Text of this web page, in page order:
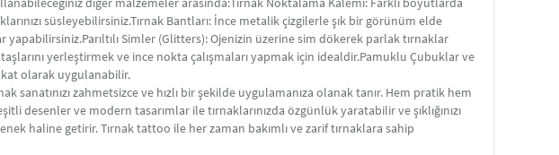
süsleyebilirsiniz.Tırnak Bantları: İnce metalik çizgilerle şık bir görünüm elde
Simler (Glitters): Ojenizin üzerine sim dökerek parlak tırnaklar
yerleştirmek ve ince nokta çalışmaları yapmak için idealdir.Pamuklu Çubuklar ve
kat olarak uygulanabilir.
sanatınızı zahmetsizce ve hızlı bir şekilde uygulamanıza olanak tanır. Hem pratik hem
desenler ve modern tasarımlar ile tırnaklarınızda özgünlük yaratabilir ve şıklığınızı
haline getirir. Tırnak tattoo ile her zaman bakımlı ve zarif tırnaklara sahip